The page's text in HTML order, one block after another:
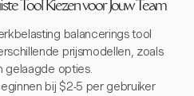
Tool Kiezen voor Jouw Team
balancerings tool
prijsmodellen, zoals
gelaagde opties.
bij $2-5 per gebruiker